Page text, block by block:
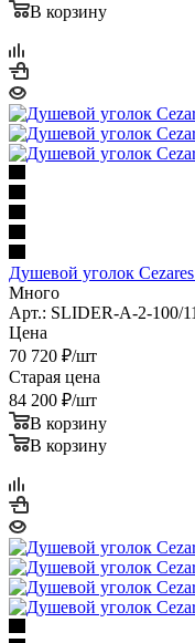
В корзину
Душевой уголок
Много
Арт.: SLIDER-A-2-100/
Цена
70 720 ₽/шт
Старая цена
84 200 ₽/шт
В корзину
В корзину